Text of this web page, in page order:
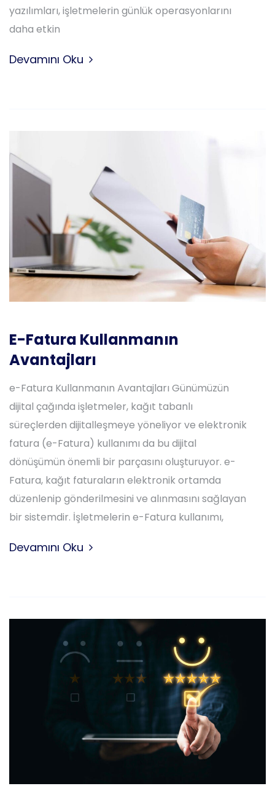
yazılımları, işletmelerin günlük operasyonlarını
daha etkin
Devamını Oku
E-Fatura Kullanmanın
Avantajları
e-Fatura Kullanmanın Avantajları Günümüzün
dijital çağında işletmeler, kağıt tabanlı
süreçlerden dijitalleşmeye yöneliyor ve elektronik
fatura (e-Fatura) kullanımı da bu dijital
dönüşümün önemli bir parçasını oluşturuyor. e-
Fatura, kağıt faturaların elektronik ortamda
düzenlenip gönderilmesini ve alınmasını sağlayan
bir sistemdir. İşletmelerin e-Fatura kullanımı,
Devamını Oku